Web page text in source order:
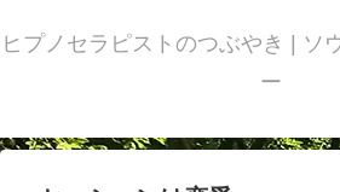
ヒプノセラピストのつぶやき | ソ
ー